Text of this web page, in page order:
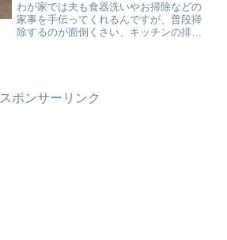
わが家では夫も食器洗いやお掃除などの
家事を手伝ってくれるんですが、普段掃
除するのが面倒くさい、キッチンの排水
スポンサーリンク